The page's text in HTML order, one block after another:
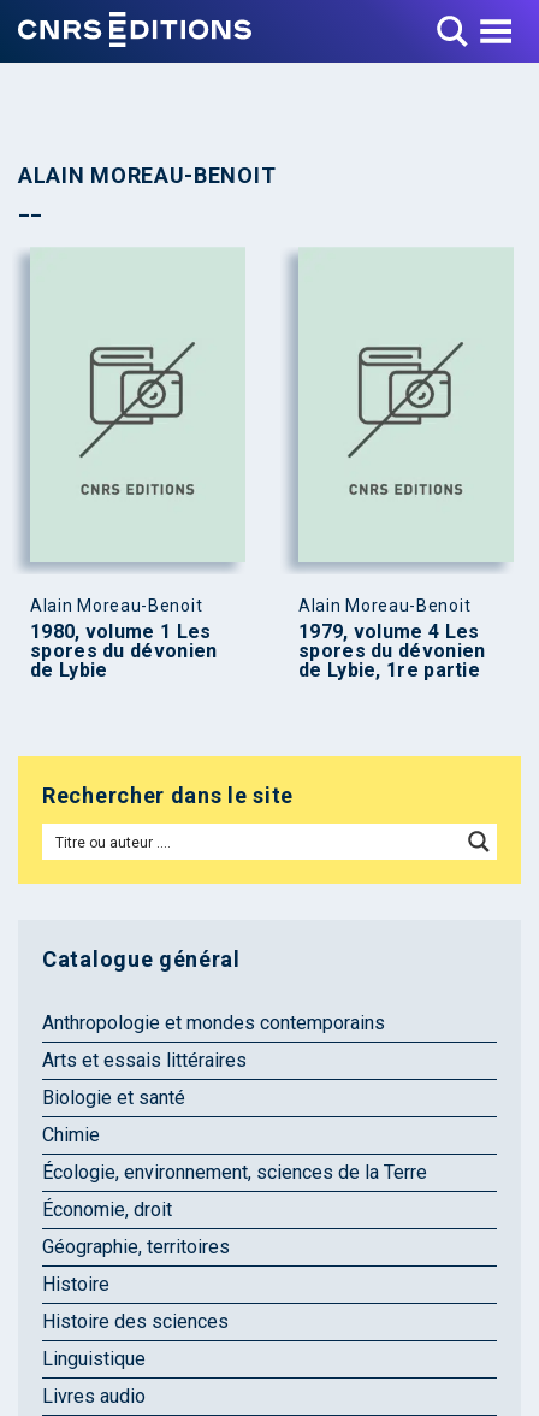
Toggle Menu
ALAIN MOREAU-BENOIT
Alain Moreau-Benoit
1980, volume 1 Les
spores du dévonien
de Lybie
Alain Moreau-Benoit
1979, volume 4 Les
spores du dévonien
de Lybie, 1re partie
Rechercher dans le site
Catalogue général
Anthropologie et mondes contemporains
Arts et essais littéraires
Biologie et santé
Chimie
Écologie, environnement, sciences de la Terre
Économie, droit
Géographie, territoires
Histoire
Histoire des sciences
Linguistique
Livres audio